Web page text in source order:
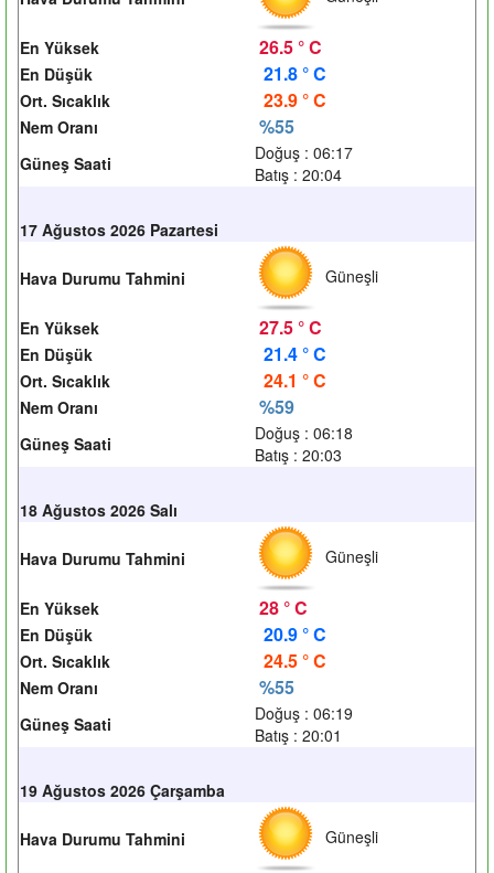
En Yüksek 26.5 ° C
En Düşük 21.8 ° C
Ort. Sıcaklık 23.9 ° C
Nem Oranı %55
Güneş Saati
Doğuş : 06:17
Batış : 20:04
17 Ağustos 2026 Pazartesi
Hava Durumu Tahmini Güneşli
En Yüksek 27.5 ° C
En Düşük 21.4 ° C
Ort. Sıcaklık 24.1 ° C
Nem Oranı %59
Güneş Saati
Doğuş : 06:18
Batış : 20:03
18 Ağustos 2026 Salı
Hava Durumu Tahmini Güneşli
En Yüksek 28 ° C
En Düşük 20.9 ° C
Ort. Sıcaklık 24.5 ° C
Nem Oranı %55
Güneş Saati
Doğuş : 06:19
Batış : 20:01
19 Ağustos 2026 Çarşamba
Hava Durumu Tahmini Güneşli